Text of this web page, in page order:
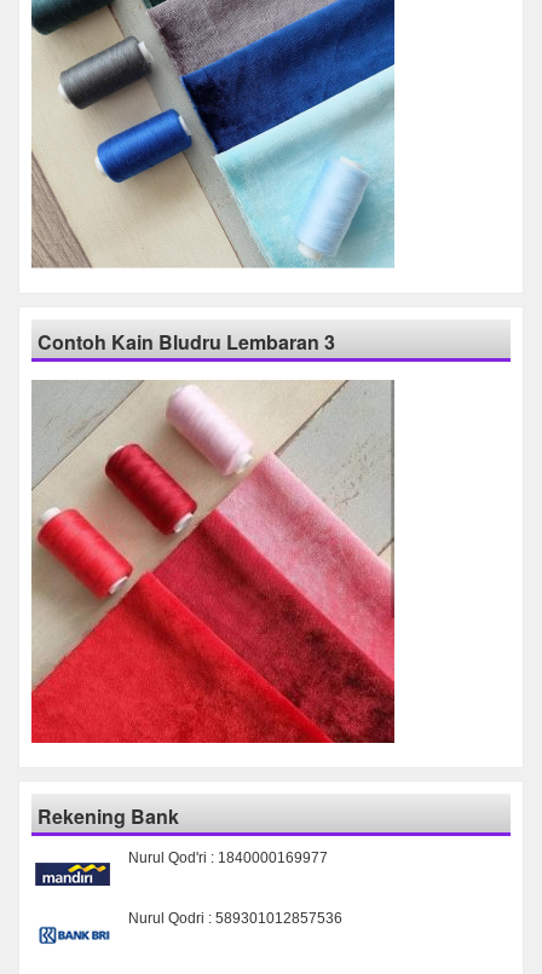
Contoh Kain Bludru Lembaran 3
Rekening Bank
Nurul Qod'ri : 1840000169977
Nurul Qodri : 589301012857536